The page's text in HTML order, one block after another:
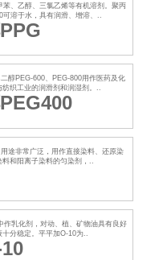
苯、乙醇、三氯乙烯等有机溶剂。聚丙
溶于水，具有润滑、增溶、..
醇PEG-600、PEG-800用作医药及化
织工业的润滑剂和润湿剂。..
途非常广泛，用作直接染料、还原染
和阳离子染料的匀染剂，..
作乳化剂，对动、植、矿物油具有良好
分稳定。平平加O-10为..